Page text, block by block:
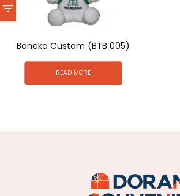
Boneka Custom (BTB 005)
READ MORE